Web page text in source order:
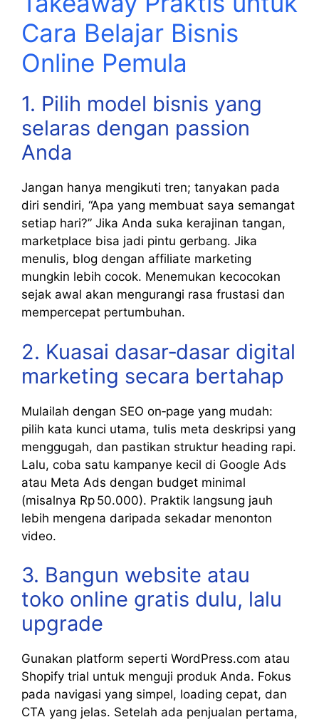
Cara Belajar Bisnis
Online Pemula
1. Pilih model bisnis yang
selaras dengan passion
Anda
Jangan hanya mengikuti tren; tanyakan pada
diri sendiri, “Apa yang membuat saya semangat
setiap hari?” Jika Anda suka kerajinan tangan,
marketplace bisa jadi pintu gerbang. Jika
menulis, blog dengan affiliate marketing
mungkin lebih cocok. Menemukan kecocokan
sejak awal akan mengurangi rasa frustasi dan
mempercepat pertumbuhan.
2. Kuasai dasar‑dasar digital
marketing secara bertahap
Mulailah dengan SEO on‑page yang mudah:
pilih kata kunci utama, tulis meta deskripsi yang
menggugah, dan pastikan struktur heading rapi.
Lalu, coba satu kampanye kecil di Google Ads
atau Meta Ads dengan budget minimal
(misalnya Rp 50.000). Praktik langsung jauh
lebih mengena daripada sekadar menonton
video.
3. Bangun website atau
toko online gratis dulu, lalu
upgrade
Gunakan platform seperti WordPress.com atau
Shopify trial untuk menguji produk Anda. Fokus
pada navigasi yang simpel, loading cepat, dan
CTA yang jelas. Setelah ada penjualan pertama,